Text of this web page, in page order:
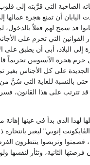
الصاخبة التي قرَّبته إلى
أن تمنع هجرة عمالها
كانوا قد سمح لهم فعلاً
التي تحرم على
الهجرة إلى البلاد، أبى أن يطبق
حرم هجرة الآسيويين
على كل الأجناس بغير
حتى بالنسبة للغاية التي سُنَّ
قد تترتب على هذا القانون،
كلها لهذا الذي بدأ في عينها
إنويي" ليعبر
بلادهم قد أضعفها زلزال سنة 1923،
فرصتها الثانية، وتثأر لنفسها